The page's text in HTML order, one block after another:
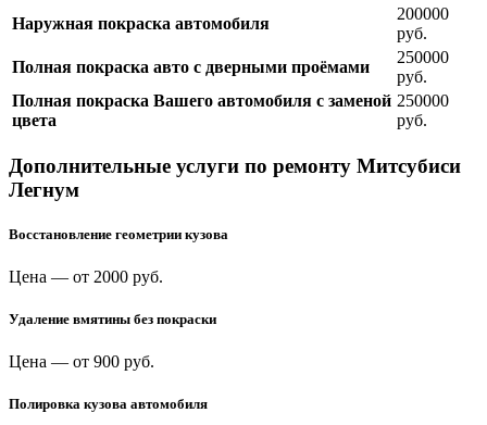
Наружная покраска автомобиля
200000
руб.
Полная покраска авто с дверными проёмами
250000
руб.
Полная покраска Вашего автомобиля с заменой
цвета
250000
руб.
Дополнительные услуги по ремонту Митсубиси
Легнум
Восстановление геометрии кузова
Цена — от 2000 руб.
Удаление вмятины без покраски
Цена — от 900 руб.
Полировка кузова автомобиля